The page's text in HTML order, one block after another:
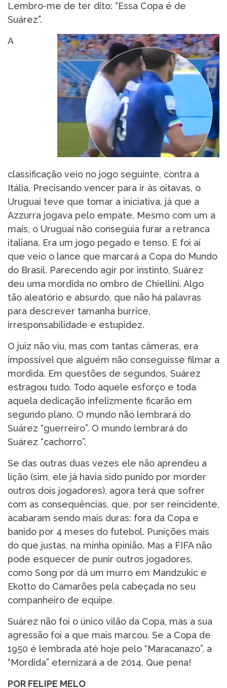
Lembro-me de ter dito: “Essa Copa é de
Suárez”.
A
classificação veio no jogo seguinte, contra a
Itália. Precisando vencer para ir às oitavas, o
Uruguai teve que tomar a iniciativa, já que a
Azzurra jogava pelo empate. Mesmo com um a
mais, o Uruguai não conseguia furar a retranca
italiana. Era um jogo pegado e tenso. E foi aí
que veio o lance que marcará a Copa do Mundo
do Brasil. Parecendo agir por instinto, Suárez
deu uma mordida no ombro de Chiellini. Algo
tão aleatório e absurdo, que não há palavras
para descrever tamanha burrice,
irresponsabilidade e estupidez.
O juiz não viu, mas com tantas câmeras, era
impossível que alguém não conseguisse filmar a
mordida. Em questões de segundos, Suárez
estragou tudo. Todo aquele esforço e toda
aquela dedicação infelizmente ficarão em
segundo plano. O mundo não lembrará do
Suárez “guerreiro”. O mundo lembrará do
Suárez “cachorro”.
Se das outras duas vezes ele não aprendeu a
lição (sim, ele já havia sido punido por morder
outros dois jogadores), agora terá que sofrer
com as consequências, que, por ser reincidente,
acabaram sendo mais duras: fora da Copa e
banido por 4 meses do futebol. Punições mais
do que justas, na minha opinião. Mas a FIFA não
pode esquecer de punir outros jogadores,
como Song por dá um murro em Mandzukic e
Ekotto do Camarões pela cabeçada no seu
companheiro de equipe.
Suárez não foi o único vilão da Copa, mas a sua
agressão foi a que mais marcou. Se a Copa de
1950 é lembrada até hoje pelo “Maracanazo”, a
“Mordida” eternizará a de 2014. Que pena!
POR FELIPE MELO